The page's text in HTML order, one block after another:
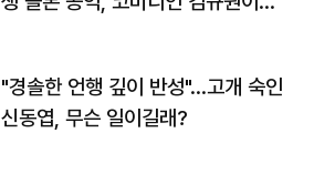
"경솔한 언행 깊이 반성"…고개 숙인
신동엽, 무슨 일이길래?